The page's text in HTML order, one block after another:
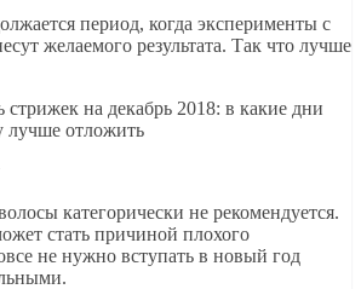
период, когда эксперименты с
желаемого результата. Так что лучше
категорически не рекомендуется.
стать причиной плохого
не нужно вступать в новый год